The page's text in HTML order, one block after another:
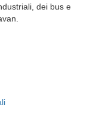
dei bus e